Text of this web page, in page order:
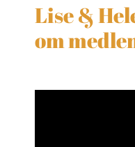
Lise &
om